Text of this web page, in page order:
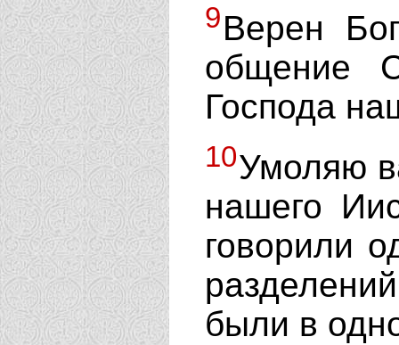
9Верен
общение
Господа
10Умоляю
нашего
говорили
были в